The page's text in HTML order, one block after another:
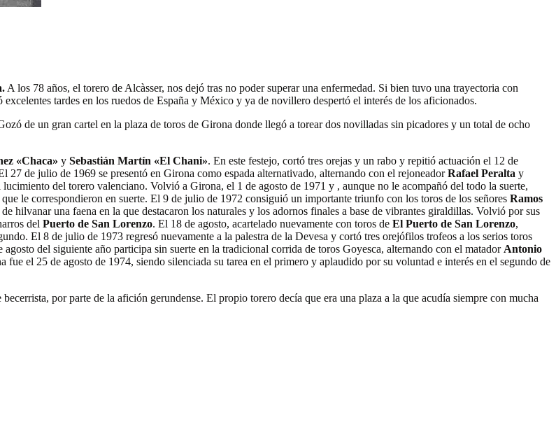
A los 78 años, el torero de Alcàsser, nos dejó tras no poder superar una enfermedad. Si bien tuvo una trayectoria con
excelentes tardes en los ruedos de España y México y ya de novillero despertó el interés de los aficionados.
de un gran cartel en la plaza de toros de Girona donde llegó a torear dos novilladas sin picadores y un total de ocho
«Chaca» y Sebastián Martín «El Chani». En este festejo, cortó tres orejas y un rabo y repitió actuación el 12 de
de julio de 1969 se presentó en Girona como espada alternativado, alternando con el rejoneadorRafael Peralta y
del torero valenciano. Volvió a Girona, el 1 de agosto de 1971 y , aunque no le acompañó del todo la suerte,
que le correspondieron en suerte. El 9 de julio de 1972 consiguió un importante triunfo con los toros de los señores Ramos
hilvanar una faena en la que destacaron los naturales y los adornos finales a base de vibrantes giraldillas. Volvió por sus
del Puerto de San Lorenzo. El 18 de agosto, acartelado nuevamente con toros de El Puerto de San Lorenzo,
El 8 de julio de 1973 regresó nuevamente a la palestra de la Devesa y cortó tres orejófilos trofeos a los serios toros
del siguiente año participa sin suerte en la tradicional corrida de toros Goyesca, alternando con el matador Antonio
fue el 25 de agosto de 1974, siendo silenciada su tarea en el primero y aplaudido por su voluntad e interés en el segundo de
por parte de la afición gerundense. El propio torero decía que era una plaza a la que acudía siempre con mucha